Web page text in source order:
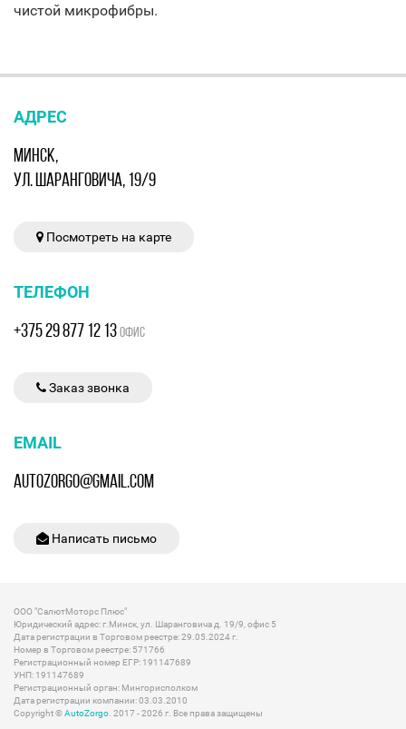
чистой микрофибры.
АДРЕС
МИНСК,
УЛ. ШАРАНГОВИЧА, 19/9
Посмотреть на карте
ТЕЛЕФОН
+375 29 877 12 13ОФИС
Заказ звонка
EMAIL
AUTOZORGO@GMAIL.COM
Написать письмо
ООО "СалютМоторс Плюс"
Юридический адрес: г.Минск, ул. Шаранговича д. 19/9, офис 5
Дата регистрации в Торговом реестре: 29.05.2024 г.
Номер в Торговом реестре: 571766
Регистрационный номер ЕГР: 191147689
УНП: 191147689
Регистрационный орган: Мингорисполком
Дата регистрации компании: 03.03.2010
Copyright ©AutoZorgo . 2017 - 2026 г. Все права защищены